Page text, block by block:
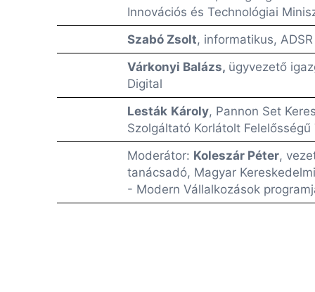
Innovációs és Technológiai
Szabó Zsolt, informatikus,
Várkonyi Balázs, ügyvezető
Digital
Lesták Károly, Pannon Set
Szolgáltató Korlátolt Felelősségű
Moderátor: Koleszár Péter,
tanácsadó, Magyar
- Modern Vállalkozások